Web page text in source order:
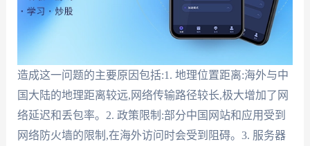
造成这一问题的主要原因包括:1. 地理位置距离:海外与中
国大陆的地理距离较远,网络传输路径较长,极大增加了网
络延迟和丢包率。2. 政策限制:部分中国网站和应用受到
网络防火墙的限制,在海外访问时会受到阻碍。3. 服务器